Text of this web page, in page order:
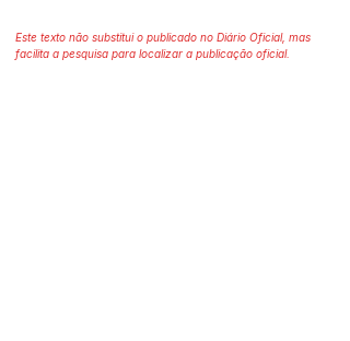
Este texto não substitui o publicado no Diário Oficial, mas
facilita a pesquisa para localizar a publicação oficial.